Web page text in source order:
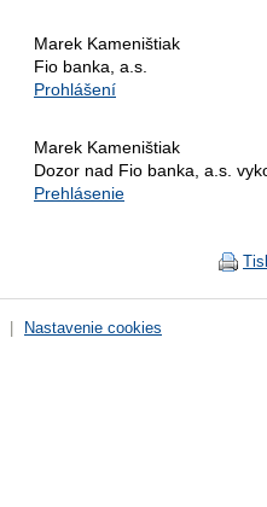
Marek Kameništiak
Fio banka, a.s.
Prohlášení
Marek Kameništiak
Dozor nad Fio banka, a.s.
Prehlásenie
| Nastavenie cookies